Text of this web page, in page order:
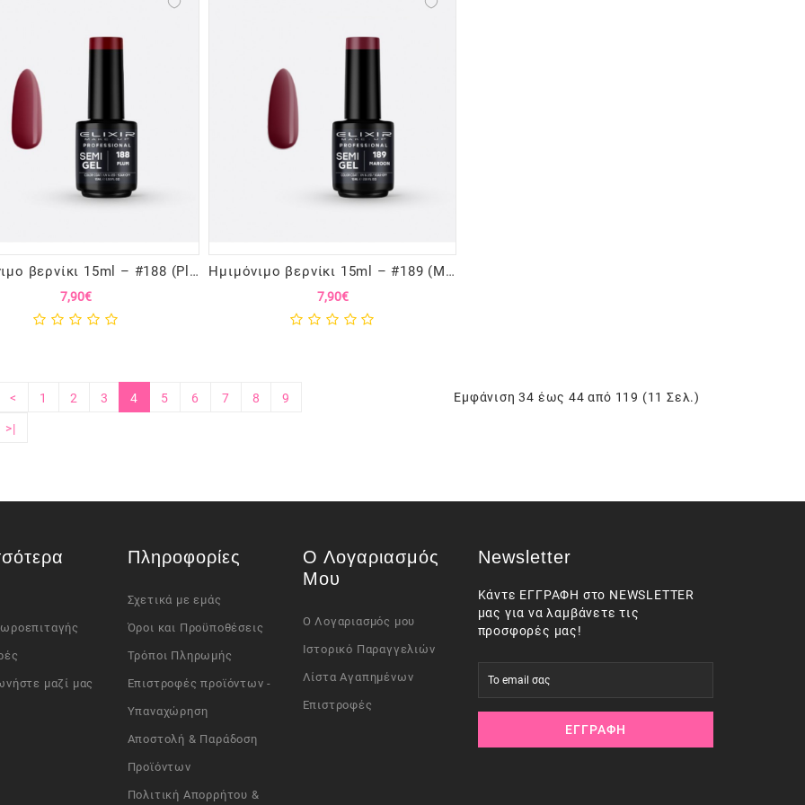
Ημιμόνιμο βερνίκι 15ml – #188 (Plum)
7,90€
Ημιμόνιμο βερνίκι 15ml – #189 (Maroon)
7,90€
< 1 2 3 4 5 6 7 8 9
>|
Εμφάνιση 34 έως 44 από 119 (11 Σελ.)
μαζί μας
Πληροφορίες
Σχετικά με εμάς
Όροι και Προϋποθέσεις
Τρόποι Πληρωμής
Επιστροφές προϊόντων -
Υπαναχώρηση
Αποστολή & Παράδοση
Προϊόντων
Πολιτική Απορρήτου &
Ο Λογαριασμός
Μου
Ο Λογαριασμός μου
Ιστορικό Παραγγελιών
Λίστα Αγαπημένων
Επιστροφές
Newsletter
Κάντε ΕΓΓΡΑΦΗ στο NEWSLETTER
μας για να λαμβάνετε τις
προσφορές μας!
ΕΓΓΡΑΦΉ